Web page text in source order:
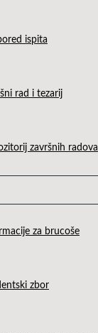
ispita
rad i tezarij
završnih radova
za brucoše
zbor